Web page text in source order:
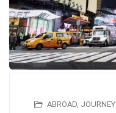
ABROAD JOURNEY